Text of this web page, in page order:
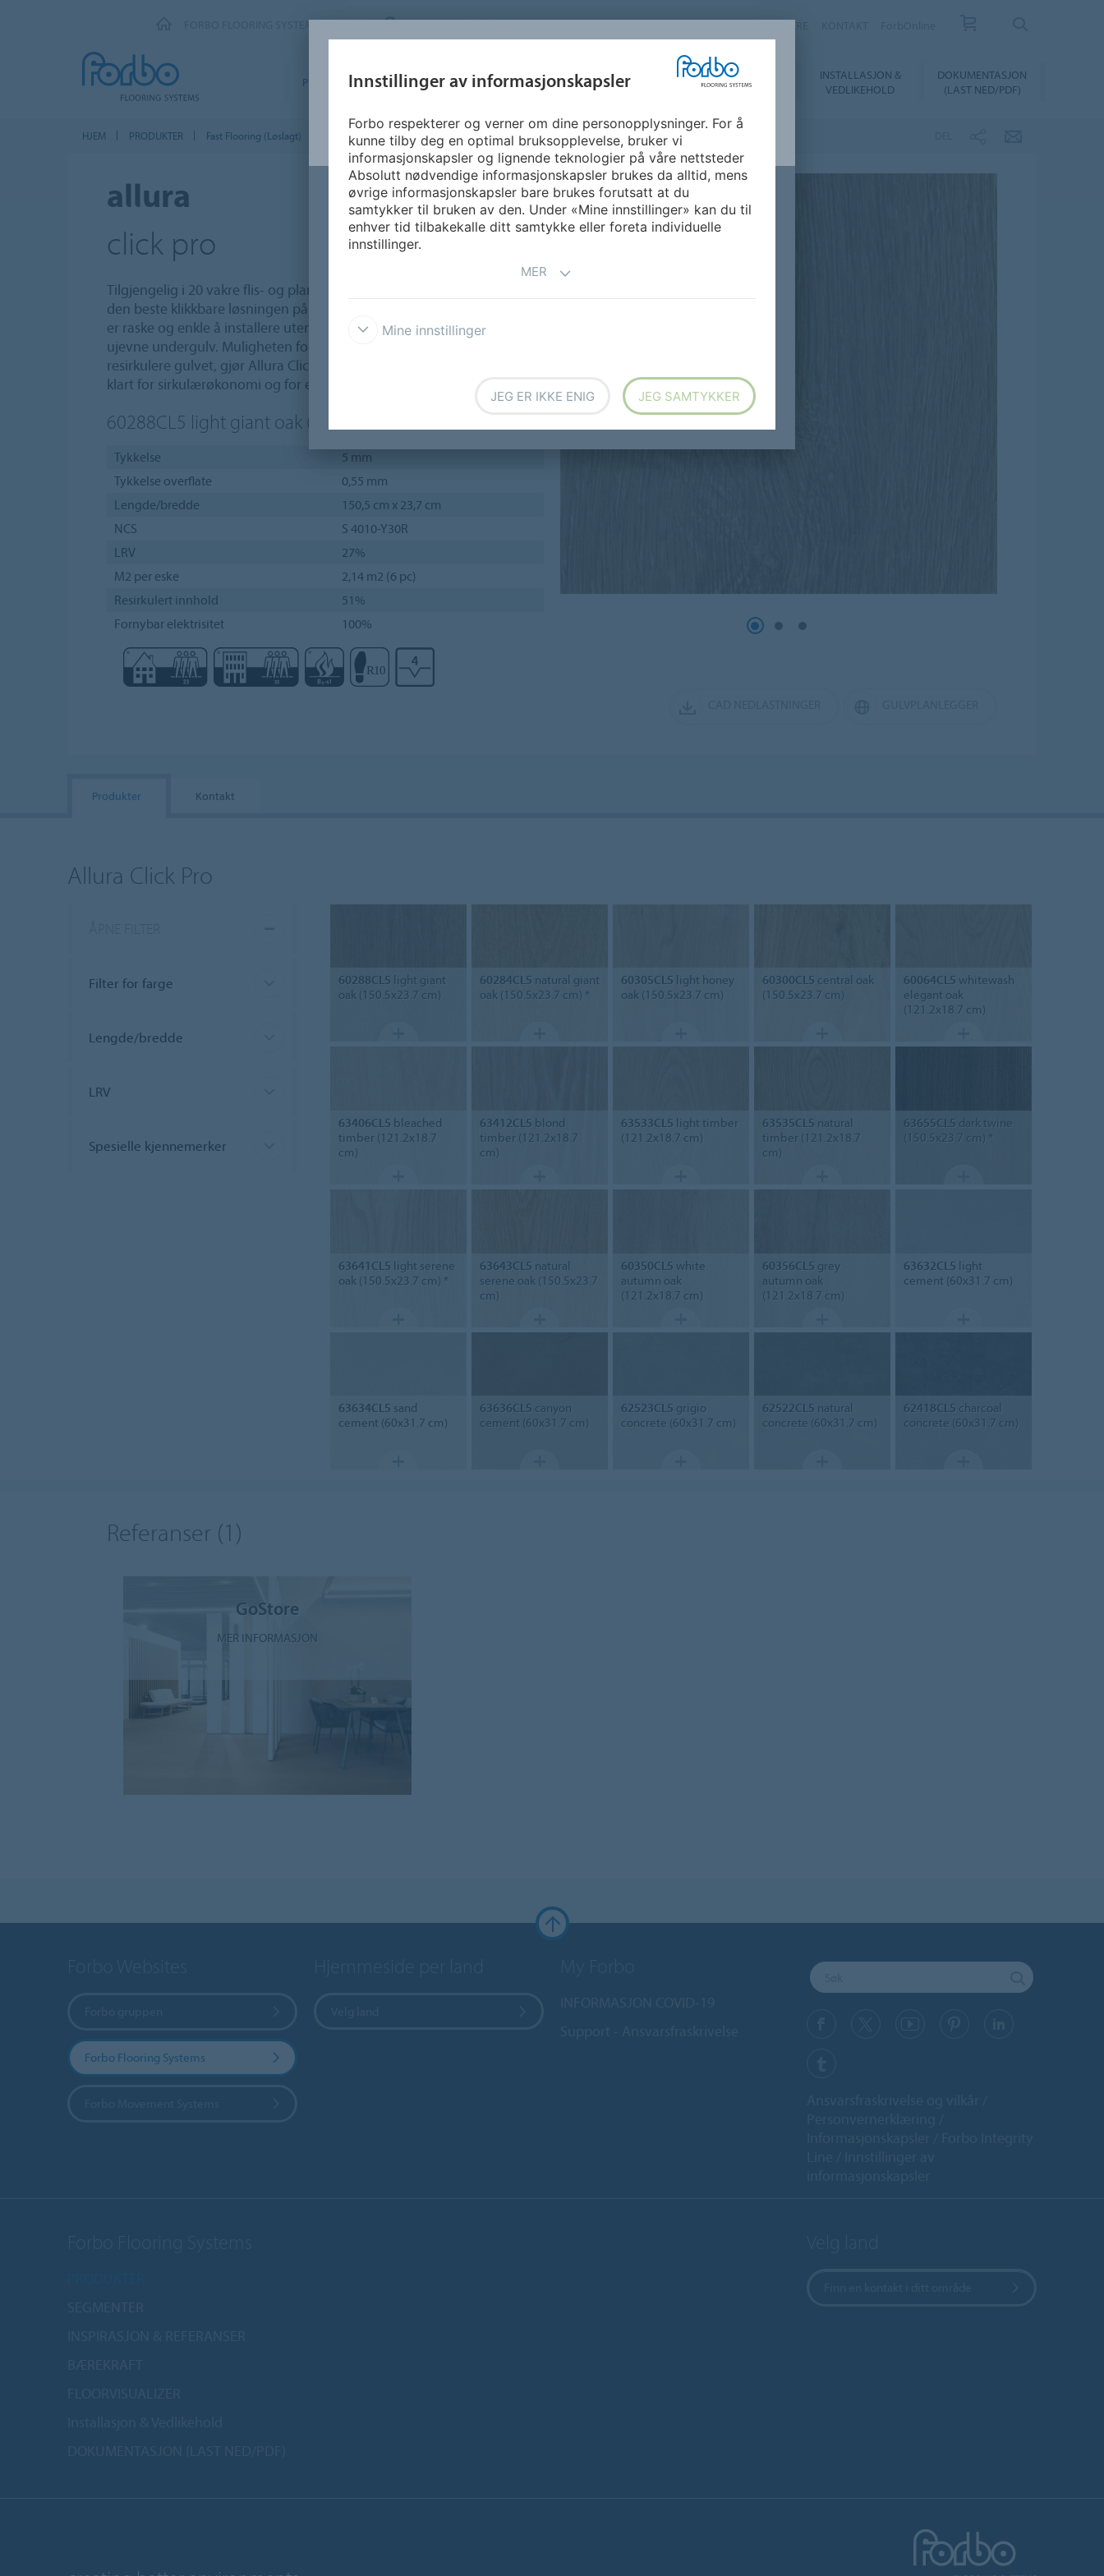
FORBO FLOORING SYSTEMS NORWAY
PRODUKTER SEGMENTER
INSPIRASJON &
REFERANSER
BÆREKRAFT FLOORVISUALIZER
INSTALLASJON &
VEDLIKEHOLD
DOKUMENTASJON
(LAST NED/PDF)
HJEM PRODUKTER Fast Flooring (Løslagt) Fast Flooring Fliser & Planker Allura Click Pro
allura
click pro
Tilgjengelig i 20 vakre flis- og plankalternativer, tilbyr Allura Click Pro
den beste klikkbare løsningen på markedet. De luksuriøse vinylflisene
er raske og enkle å installere uten bruk av lim og egner seg til bruk på
ujevne undergulv. Muligheten for å enkelt fjerne, gjenbruke eller
resirkulere gulvet, gjør Allura Click Pro til et praktisk produkt som er
klart for sirkulærøkonomi og for en rekke ulike applikasjoner.
60288CL5 light giant oak (150.5x23.7 cm)
Tykkelse
5 mm
Tykkelse overflate
0,55 mm
Lengde/bredde
150,5 cm x 23,7 cm
NCS
S 4010-Y30R
LRV
27%
M2 per eske
2,14 m2 (6 pc)
Resirkulert innhold
51%
Fornybar elektrisitet
100%
Produkter Kontakt
Allura Click Pro
Filter for farge
Lengde/bredde
LRV
Spesielle kjennemerker
60288CL5 light giant
oak (150.5x23.7 cm)
60284CL5 natural giant
oak (150.5x23.7 cm) *
60305CL5 light honey
oak (150.5x23.7 cm)
60300CL5 central oak
(150.5x23.7 cm)
60064CL5 whitewash
elegant oak
(121.2x18.7 cm)
63406CL5 bleached
timber (121.2x18.7
cm)
63412CL5 blond
timber (121.2x18.7
cm)
63533CL5 light timber
(121.2x18.7 cm)
63535CL5 natural
timber (121.2x18.7
cm)
63655CL5 dark twine
(150.5x23.7 cm) *
63641CL5 light serene
oak (150.5x23.7 cm) *
63643CL5 natural
serene oak (150.5x23.7
cm)
60350CL5 white
autumn oak
(121.2x18.7 cm)
60356CL5 grey
autumn oak
(121.2x18.7 cm)
63632CL5 light
cement (60x31.7 cm)
63634CL5 sand
cement (60x31.7 cm)
63636CL5 canyon
cement (60x31.7 cm)
62523CL5 grigio
concrete (60x31.7 cm)
62522CL5 natural
concrete (60x31.7 cm)
62418CL5 charcoal
concrete (60x31.7 cm)
Referanser (1)
GoStore
MER INFORMASJON
Forbo Flooring Systems
Innstillinger av informasjonskapsler
Forbo respekterer og verner om dine personopplysninger. For å
kunne tilby deg en optimal bruksopplevelse, bruker vi
informasjonskapsler og lignende teknologier på våre nettsteder
Absolutt nødvendige informasjonskapsler brukes da alltid, mens
øvrige informasjonskapsler bare brukes forutsatt at du
samtykker til bruken av den. Under «Mine innstillinger» kan du til
enhver tid tilbakekalle ditt samtykke eller foreta individuelle
innstillinger.
MER
Mine innstillinger
JEG ER IKKE ENIG JEG SAMTYKKER